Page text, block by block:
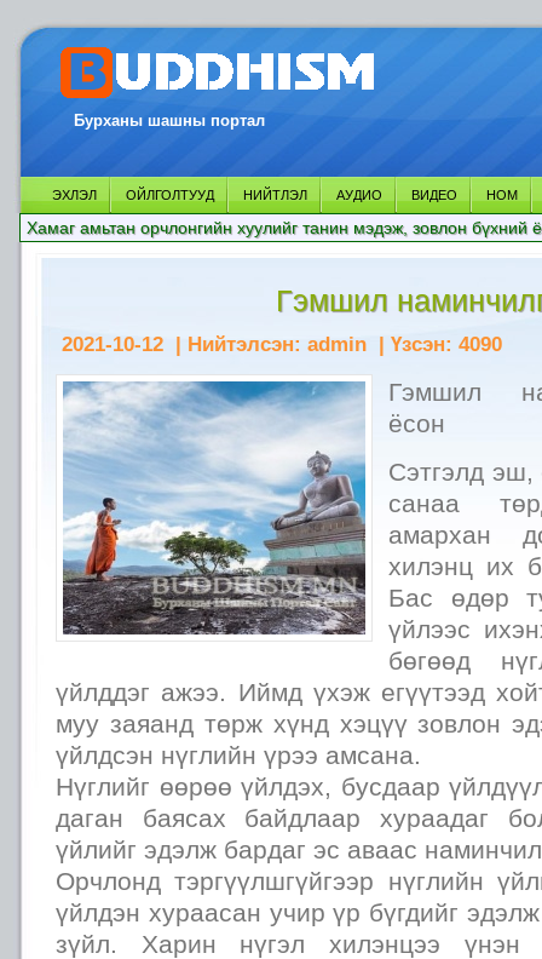
Бурханы шашны портал
ЭХЛЭЛ ОЙЛГОЛТУУД НИЙТЛЭЛ АУДИО ВИДЕО НОМ
Хамаг амьтан орчлонгийн хуулийг танин мэдэж, зовлон бүхний
Гэмшил
2021-10-12 | Нийтэлсэн: admin | Үзсэн: 4090
Гэмшил
ёсон
Сэтгэлд
санаа
амархан
хилэнц их
Бас өдөр
үйлээс
бөгөөд
үйлддэг ажээ. Иймд үхэж егүүтээд
муу заяанд төрж хүнд хэцүү зовлон
үйлдсэн нүглийн үрээ амсана.
Нүглийг өөрөө үйлдэх, бусдаар
даган баясах байдлаар хураадаг
үйлийг эдэлж бардаг эс аваас
Орчлонд тэргүүлшгүйгээр нүглийн
үйлдэн хураасан учир үр бүгдийг
зүйл. Харин нүгэл хилэнцээ үнэн